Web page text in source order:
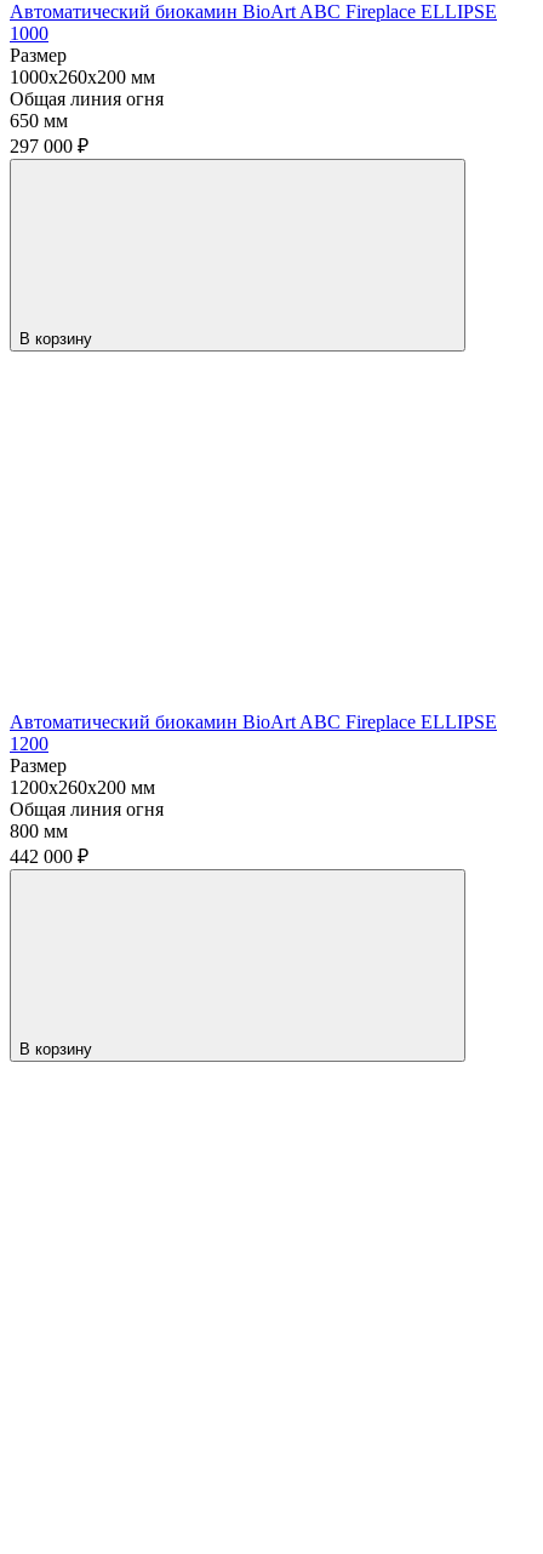
Автоматический биокамин BioArt ABC Fireplace ELLIPSE
1000
Размер
1000х260х200 мм
Общая линия огня
650 мм
297 000 ₽
В корзину
Автоматический биокамин BioArt ABC Fireplace ELLIPSE
1200
Размер
1200х260х200 мм
Общая линия огня
800 мм
442 000 ₽
В корзину